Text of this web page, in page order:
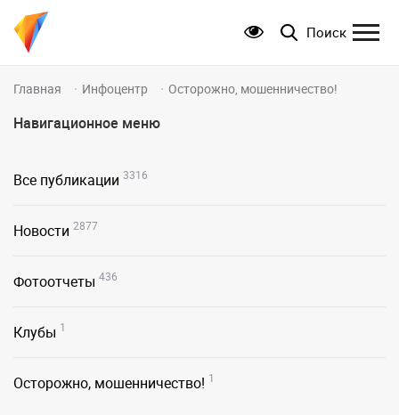
Поиск
Главная Инфоцентр Осторожно, мошенничество!
Навигационное меню
Все публикации 3316
Новости 2877
Фотоотчеты 436
Клубы 1
Осторожно, мошенничество! 1